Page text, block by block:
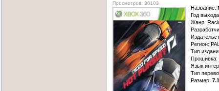
Хорошо
позволит
начинку,
различных
Просмотров: 36103
Название:
Год
Жанр:
Регион:
Тип
Прошивка:
Язык
Тип
Размер: